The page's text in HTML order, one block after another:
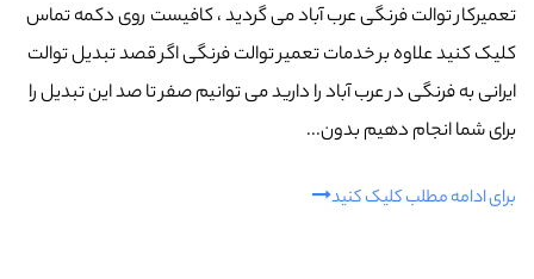
تعمیرکار توالت فرنگی عرب‌ آباد می گردید ، کافیست روی دکمه تماس
کلیک کنید علاوه بر خدمات تعمیر توالت فرنگی اگر قصد تبدیل توالت
ایرانی به فرنگی در عرب‌ آباد را دارید می توانیم صفر تا صد این تبدیل را
برای شما انجام دهیم بدون...
برای ادامه مطلب کلیک کنید